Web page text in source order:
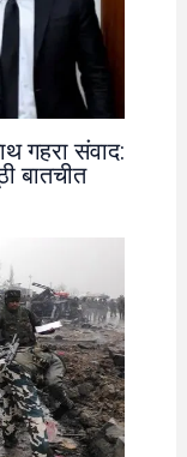
गहरा संवाद:
बातचीत